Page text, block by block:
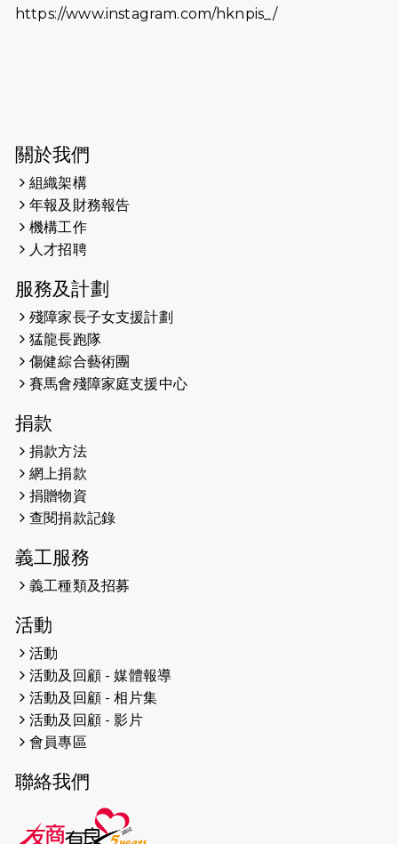
2026-06-11
猛龍長跑隊恆常練習 - 6月11日（19:00
2026-05-28
2026-05-22
2026-05-21
2026-05-14
（19:00開始）
2026-05-07
開始）
2026-04-30
2026-04-25
2026-04-24
2026-04-23
2026-04-19
2026-04-16
猛龍長跑隊恆常練習 - 4月16日
（19:00開始）
2026-04-12
2026-04-11
2026-04-10 太古家＋賞系列：漫步魔術與音樂
https://www.instagram.com/hknpis_/
關於我們
組織架構
年報及財務報告
機構工作
人才招聘
服務及計劃
殘障家長子女支援計劃
猛龍長跑隊
傷健綜合藝術團
賽馬會殘障家庭支援中心
捐款
捐款方法
網上捐款
捐贈物資
查閱捐款記錄
義工服務
義工種類及招募
活動
活動
活動及回顧 - 媒體報導
活動及回顧 - 相片集
活動及回顧 - 影片
會員專區
聯絡我們